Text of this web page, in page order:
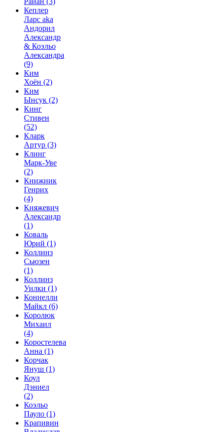
Кеплер
Ларс aka
Андорил
Александр
& Коэльо
Александра
(9)
Ким
Хоён (2)
Ким
Ынсук (2)
Кинг
Стивен
(52)
Кларк
Артур (3)
Клинг
Марк-Уве
(2)
Книжник
Генрих
(4)
Княжевич
Александр
(1)
Коваль
Юрий (1)
Коллинз
Сьюзен
(1)
Коллинз
Уилки (1)
Коннелли
Майкл (6)
Королюк
Михаил
(4)
Коростелева
Анна (1)
Корчак
Януш (1)
Коул
Дэниел
(2)
Коэльо
Пауло (1)
Крапивин